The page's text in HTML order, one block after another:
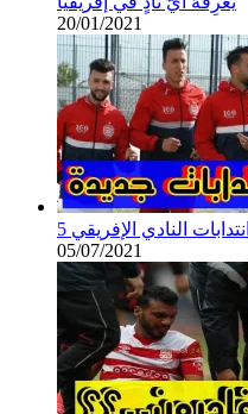
20/01/2021
النادي الإفريقي
05/07/2021